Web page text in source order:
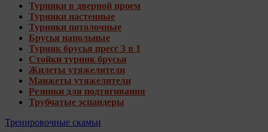
Турники в дверной проем
Турники настенные
Турники потолочные
Брусья напольные
Турник брусья пресс 3 в 1
Стойки турник брусья
Жилеты утяжелители
Манжеты утяжелители
Резинки для подтягивания
Трубчатые эспандеры
Тренировочные скамьи